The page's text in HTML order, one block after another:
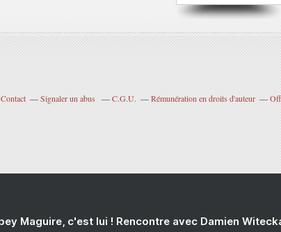
Contact Signaler un abus C.G.U. Rémunération en droits d'auteur
Maguire, c'est lui ! Rencontre avec Damien